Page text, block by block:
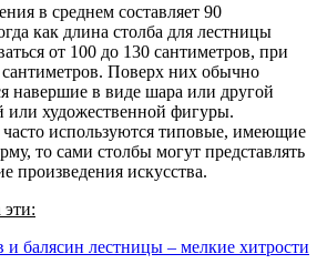
в среднем составляет 90
как длина столба для лестницы
от 100 до 130 сантиметров, при
сантиметров. Поверх них обычно
навершие в виде шара или другой
или художественной фигуры.
используются типовые, имеющие
то сами столбы могут представлять
произведения искусства.
эти: